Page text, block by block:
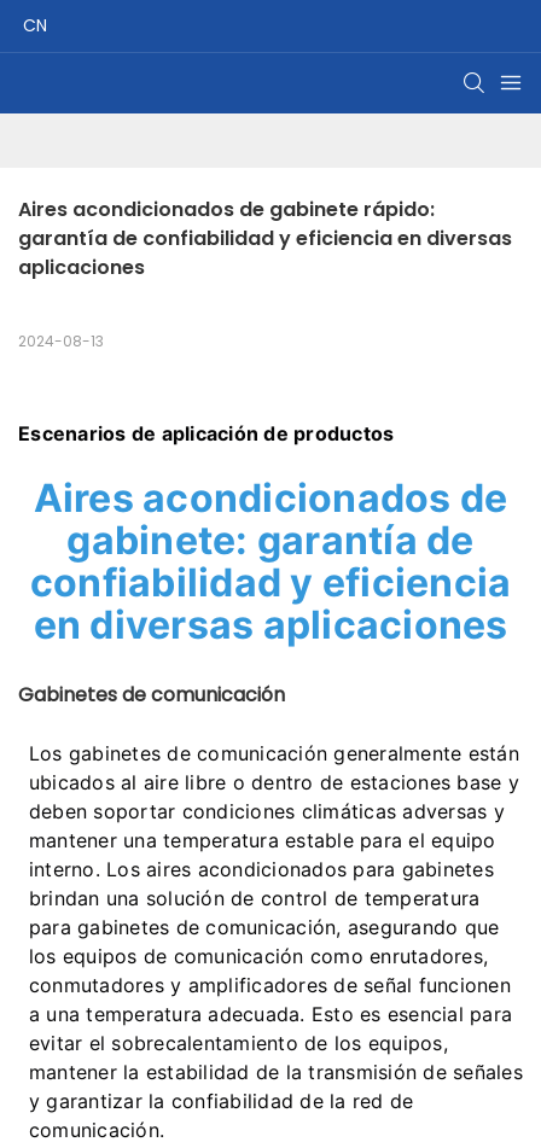
CN
Aires acondicionados de gabinete rápido:
garantía de confiabilidad y eficiencia en diversas
aplicaciones
2024-08-13
Escenarios de aplicación de productos
Aires acondicionados de
gabinete: garantía de
confiabilidad y eficiencia
en diversas aplicaciones
Gabinetes de comunicación
Los gabinetes de comunicación generalmente están
ubicados al aire libre o dentro de estaciones base y
deben soportar condiciones climáticas adversas y
mantener una temperatura estable para el equipo
interno. Los aires acondicionados para gabinetes
brindan una solución de control de temperatura
para gabinetes de comunicación, asegurando que
los equipos de comunicación como enrutadores,
conmutadores y amplificadores de señal funcionen
a una temperatura adecuada. Esto es esencial para
evitar el sobrecalentamiento de los equipos,
mantener la estabilidad de la transmisión de señales
y garantizar la confiabilidad de la red de
comunicación.